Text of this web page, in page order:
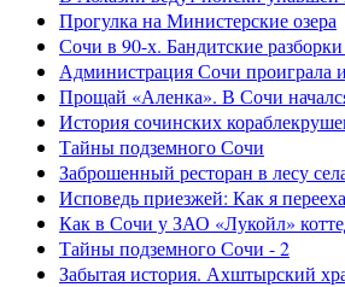
Прогулка на Министерские озера
Сочи в 90-х. Бандитские разборки
Администрация Сочи проиграла
Прощай «Аленка». В Сочи
История сочинских
Тайны подземного Сочи
Заброшенный ресторан в лесу
Исповедь приезжей: Как я
Как в Сочи у ЗАО «Лукойл»
Тайны подземного Сочи - 2
Забытая история. Ахштырский